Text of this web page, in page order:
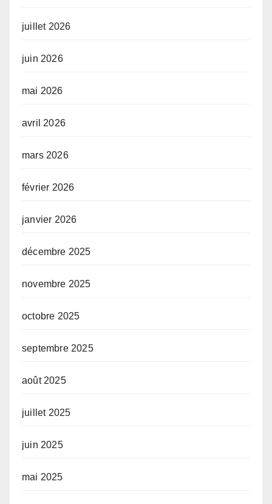
juillet 2026
juin 2026
mai 2026
avril 2026
mars 2026
février 2026
janvier 2026
décembre 2025
novembre 2025
octobre 2025
septembre 2025
août 2025
juillet 2025
juin 2025
mai 2025